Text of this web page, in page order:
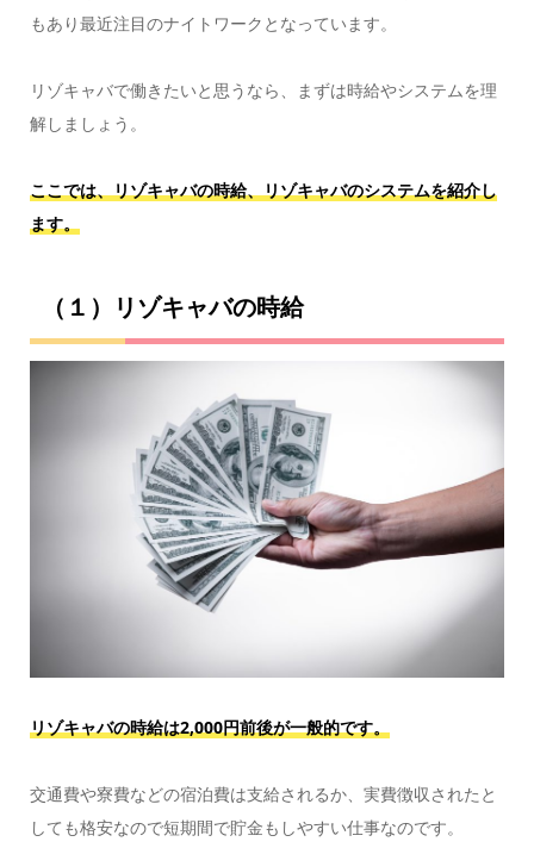
もあり最近注目のナイトワークとなっています。
リゾキャバで働きたいと思うなら、まずは時給やシステムを理
解しましょう。
ここでは、リゾキャバの時給、リゾキャバのシステムを紹介し
ます。
（１）リゾキャバの時給
リゾキャバの時給は2,000円前後が一般的です。
交通費や寮費などの宿泊費は支給されるか、実費徴収されたと
しても格安なので短期間で貯金もしやすい仕事なのです。